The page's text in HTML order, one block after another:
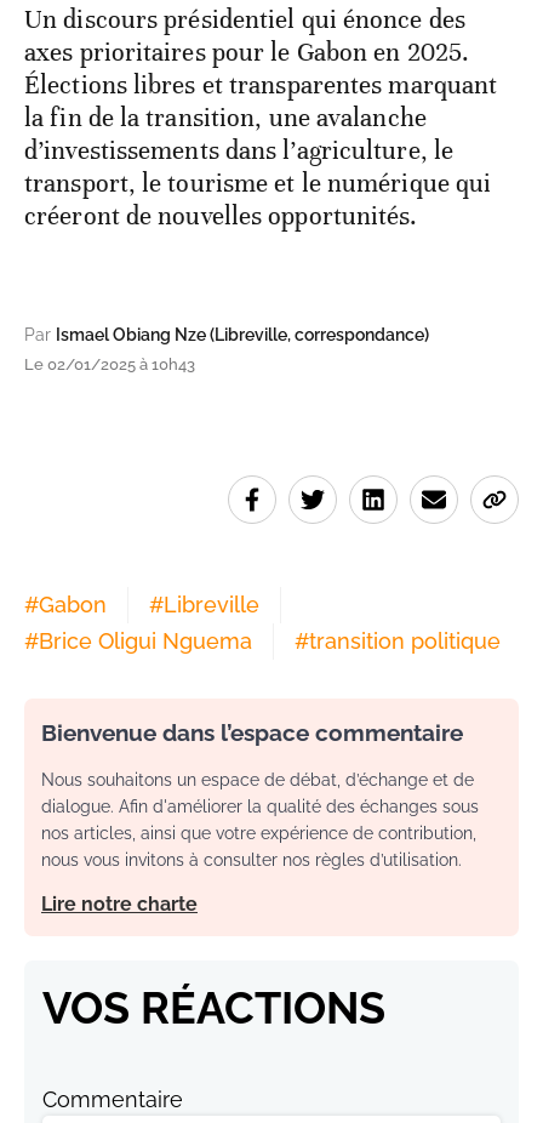
Un discours présidentiel qui énonce des
axes prioritaires pour le Gabon en 2025.
Élections libres et transparentes marquant
la fin de la transition, une avalanche
d’investissements dans l’agriculture, le
transport, le tourisme et le numérique qui
créeront de nouvelles opportunités.
Par Ismael Obiang Nze (Libreville, correspondance)
Le 02/01/2025 à 10h43
#Gabon #Libreville
#Brice Oligui Nguema #transition politique
Bienvenue dans l’espace commentaire
Nous souhaitons un espace de débat, d’échange et de
dialogue. Afin d'améliorer la qualité des échanges sous
nos articles, ainsi que votre expérience de contribution,
nous vous invitons à consulter nos règles d’utilisation.
Lire notre charte
VOS RÉACTIONS
Commentaire